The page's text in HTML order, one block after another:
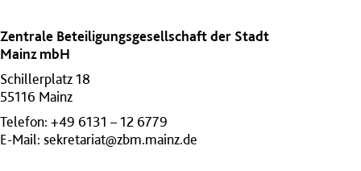
Zentrale Beteiligungsgesellschaft der Stadt
Mainz mbH
Schillerplatz 18
55116 Mainz
Telefon: +49 6131 – 12 6779
E-Mail: sekretariat@zbm.mainz.de